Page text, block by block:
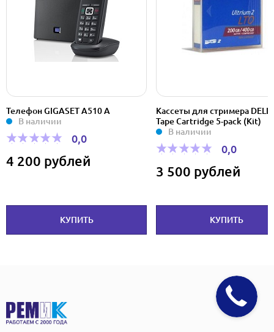
Телефон GIGASET A510 A
В наличии
0,0
4 200 рублей
КУПИТЬ
Кассеты для стримера DELL
Tape Cartridge 5-pack (Kit)
В наличии
0,0
3 500 рублей
КУПИТЬ